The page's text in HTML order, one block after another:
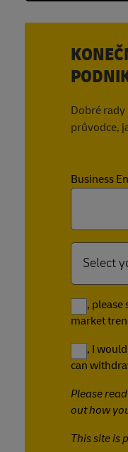
Dobré
průvodce,
Business
Yes,
market
Yes, I
can
Please
out how
This site is